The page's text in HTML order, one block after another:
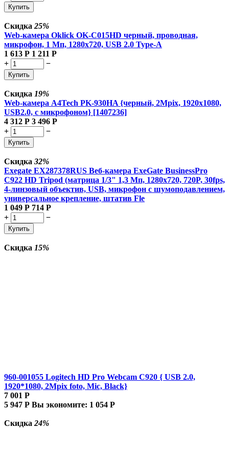
Купить
Скидка 25%
Web-камера Oklick OK-C015HD черный, проводная,
микрофон, 1 Мп, 1280x720, USB 2.0 Type-A
1 613 Р 1 211 Р
+
−
Купить
Скидка 19%
Web-камера A4Tech PK-930HA {черный, 2Mpix, 1920x1080,
USB2.0, с микрофоном} [1407236]
4 312 Р 3 496 Р
+
−
Купить
Скидка 32%
Exegate EX287378RUS Веб-камера ExeGate BusinessPro
C922 HD Tripod (матрица 1/3" 1,3 Мп, 1280х720, 720P, 30fps,
4-линзовый объектив, USB, микрофон с шумоподавлением,
универсальное крепление, штатив Fle
1 049 Р 714 Р
+
−
Купить
Скидка 15%
960-001055 Logitech HD Pro Webcam C920 { USB 2.0,
1920*1080, 2Mpix foto, Mic, Black}
7 001 Р
5 947 Р Вы экономите: 1 054 Р
Скидка 24%